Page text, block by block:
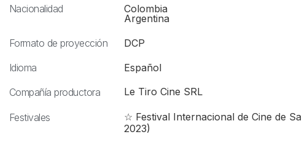
Nacionalidad
Colombia
Argentina
Formato de proyección
DCP
Idioma
Español
Compañía productora
Le Tiro Cine SRL
Festivales
☆ Festival Internacional de Cine de
2023)